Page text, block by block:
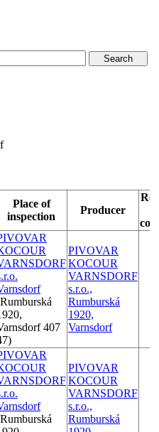
Place of
inspection
Producer
407
PIVOVAR
KOCOUR
VARNSDORF
s.r.o.,
Rumburská
1920,
Varnsdorf
PIVOVAR
KOCOUR
VARNSDORF
s.r.o.,
Rumburská